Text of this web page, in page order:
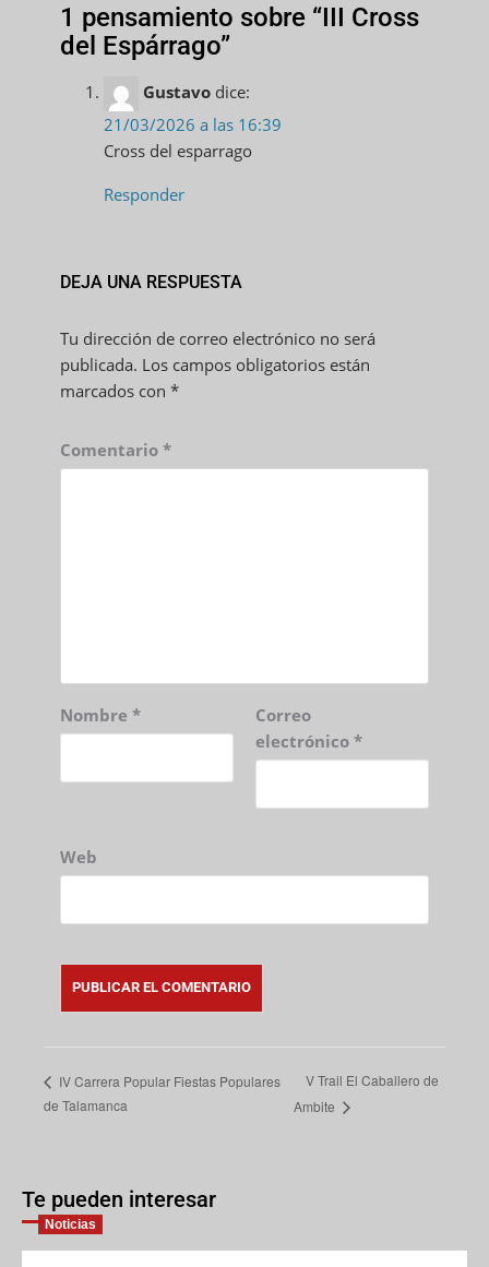
1 pensamiento sobre “III Cross
del Espárrago”
Gustavo dice:
21/03/2026 a las 16:39
Cross del esparrago
Responder
DEJA UNA RESPUESTA
Tu dirección de correo electrónico no será
publicada. Los campos obligatorios están
marcados con *
Comentario *
Nombre *
Correo
electrónico *
Web
IV Carrera Popular Fiestas Populares
de Talamanca
V Trail El Caballero de
Ambite
Te pueden interesar
Noticias